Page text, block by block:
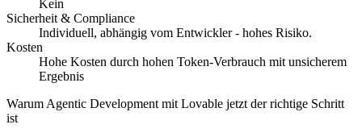
Kein
Sicherheit & Compliance
Individuell, abhängig vom Entwickler - hohes Risiko.
Kosten
Hohe Kosten durch hohen Token-Verbrauch mit unsicherem
Ergebnis
Warum Agentic Development mit Lovable jetzt der richtige Schritt
ist